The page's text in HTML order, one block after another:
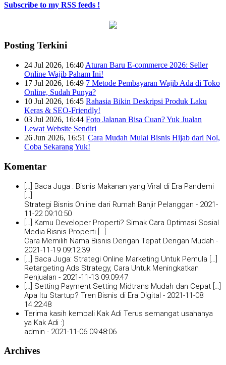
Subscribe to my RSS feeds !
Posting Terkini
24 Jul 2026, 16:40 Aturan Baru E-commerce 2026: Seller
Online Wajib Paham Ini!
17 Jul 2026, 16:49 7 Metode Pembayaran Wajib Ada di Toko
Online, Sudah Punya?
10 Jul 2026, 16:45 Rahasia Bikin Deskripsi Produk Laku
Keras & SEO-Friendly!
03 Jul 2026, 16:44 Foto Jalanan Bisa Cuan? Yuk Jualan
Lewat Website Sendiri
26 Jun 2026, 16:51 Cara Mudah Mulai Bisnis Hijab dari Nol,
Coba Sekarang Yuk!
Komentar
[…] Baca Juga : Bisnis Makanan yang Viral di Era Pandemi
Strategi Bisnis Online dari Rumah Banjir Pelanggan - 2021-
11-22 09:10:50
[…] Kamu Developer Properti? Simak Cara Optimasi Sosial
Media Bisnis Properti […]
Cara Memilih Nama Bisnis Dengan Tepat Dengan Mudah -
2021-11-19 09:12:39
[…] Baca Juga: Strategi Online Marketing Untuk Pemula […]
Retargeting Ads Strategy, Cara Untuk Meningkatkan
Penjualan - 2021-11-13 09:09:47
[…] Setting Payment Setting Midtrans Mudah dan Cepat […]
Apa Itu Startup? Tren Bisnis di Era Digital - 2021-11-08
14:22:48
Terima kasih kembali Kak Adi Terus semangat usahanya
ya Kak Adi :)
admin - 2021-11-06 09:48:06
Archives